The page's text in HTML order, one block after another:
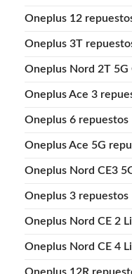
Oneplus 12
Oneplus 3T
Oneplus Nord 2T
Oneplus Ace 3
Oneplus 6 repuestos
Oneplus Ace 5G
Oneplus Nord CE3
Oneplus 3 repuestos
Oneplus Nord CE 2
Oneplus Nord CE 4